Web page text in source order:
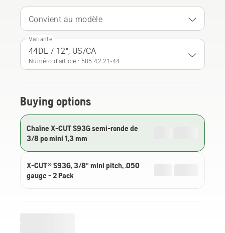
Convient au modèle
Variante
44DL / 12", US/CA
Numéro d’article : 585 42 21‑44
Buying options
Chaîne X-CUT S93G semi-ronde de
3/8 po mini 1,3 mm
X-CUT® S93G, 3/8" mini pitch, .050
gauge - 2 Pack